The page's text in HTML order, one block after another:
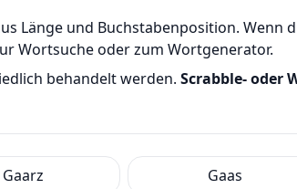
Länge und Buchstabenposition. Wenn
Wortsuche oder zum Wortgenerator.
behandelt werden. Scrabble- oder
Gaarz Gaas